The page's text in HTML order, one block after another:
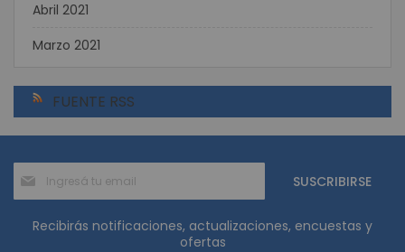
Abril 2021
Marzo 2021
FUENTE RSS
al
boletín
informativo:
SUSCRIBIRSE
Recibirás notificaciones, actualizaciones, encuestas y
ofertas